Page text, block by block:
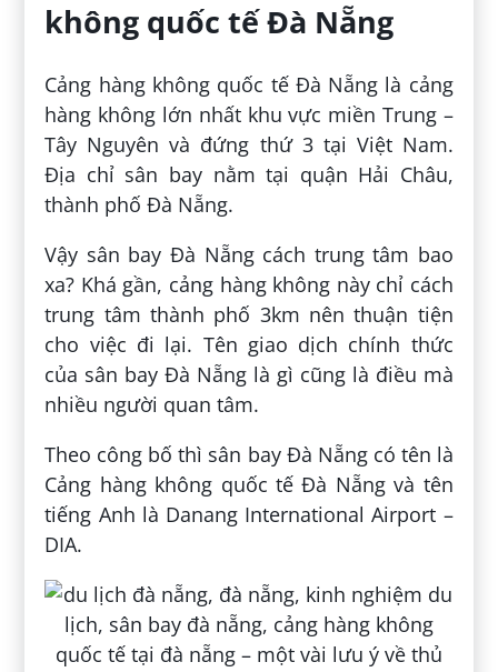
không quốc tế Đà Nẵng
Cảng hàng không quốc tế Đà Nẵng là cảng
hàng không lớn nhất khu vực miền Trung –
Tây Nguyên và đứng thứ 3 tại Việt Nam.
Địa chỉ sân bay nằm tại quận Hải Châu,
thành phố Đà Nẵng.
Vậy sân bay Đà Nẵng cách trung tâm bao
xa? Khá gần, cảng hàng không này chỉ cách
trung tâm thành phố 3km nên thuận tiện
cho việc đi lại. Tên giao dịch chính thức
của sân bay Đà Nẵng là gì cũng là điều mà
nhiều người quan tâm.
Theo công bố thì sân bay Đà Nẵng có tên là
Cảng hàng không quốc tế Đà Nẵng và tên
tiếng Anh là Danang International Airport –
DIA.